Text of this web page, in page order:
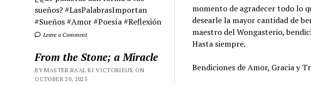
sueños? #LasPalabrasImportan
#Sueños #Amor #Poesía #Reflexión
Leave a Comment
From the Stone; a Miracle
BY MASTER RA'AL KI VICTORIEUX ON
OCTOBER 20, 2025
momento de agradecer todo lo
desearle la mayor cantidad de
maestro del Wongasterio,
Hasta siempre.
Bendiciones de Amor, Gracia y